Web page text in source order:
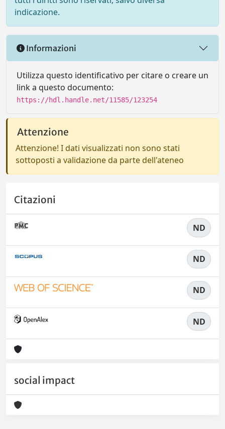
indicazione.
Informazioni
Utilizza questo identificativo per citare o creare un
link a questo documento:
https://hdl.handle.net/11585/123254
Attenzione
Attenzione! I dati visualizzati non sono stati
sottoposti a validazione da parte dell'ateneo
Citazioni
ND
ND
ND
ND
social impact